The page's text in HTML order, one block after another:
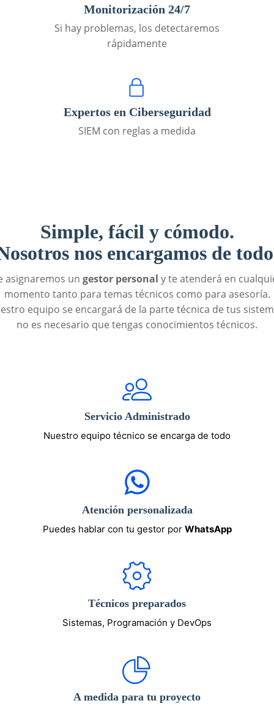
Monitorización 24/7
Si hay problemas, los detectaremos
rápidamente
Expertos en Ciberseguridad
SIEM con reglas a medida
Simple, fácil y cómodo.
nos encargamos de
asignaremos un gestor personal y te atenderá en
momento tanto para temas técnicos como para asesoría.
equipo se encargará de la parte técnica de tus
no es necesario que tengas conocimientos técnicos.
Servicio Administrado
Nuestro equipo técnico se encarga de todo
Atención personalizada
Puedes hablar con tu gestor por WhatsApp
Técnicos preparados
Sistemas, Programación y DevOps
A medida para tu proyecto